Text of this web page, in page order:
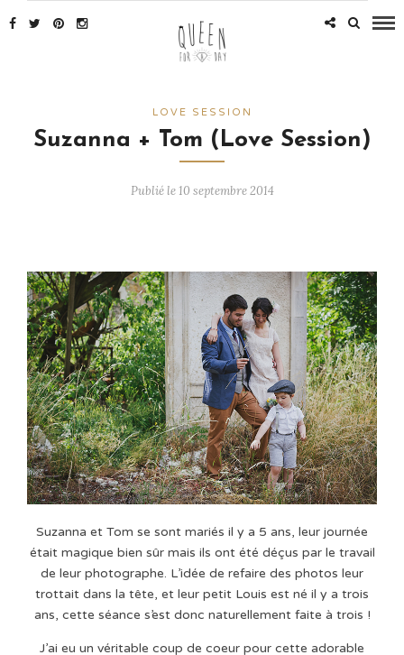
LOVE SESSION
Suzanna + Tom (Love Session)
Publié le 10 septembre 2014
Suzanna et Tom se sont mariés il y a 5 ans, leur journée
était magique bien sûr mais ils ont été déçus par le travail
de leur photographe. L’idée de refaire des photos leur
trottait dans la tête, et leur petit Louis est né il y a trois
ans, cette séance s’est donc naturellement faite à trois !
J’ai eu un véritable coup de coeur pour cette adorable